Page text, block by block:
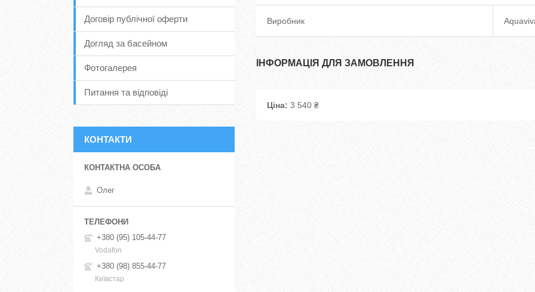
Виробник
ІНФОРМАЦІЯ ДЛЯ ЗАМОВЛЕННЯ
Ціна: 3 540 ₴
Договір публічної оферти
Догляд за басейном
Фотогалерея
Питання та відповіді
КОНТАКТИ
Олег
+380 (95) 105-44-77
Vodafon
+380 (98) 855-44-77
Київстар